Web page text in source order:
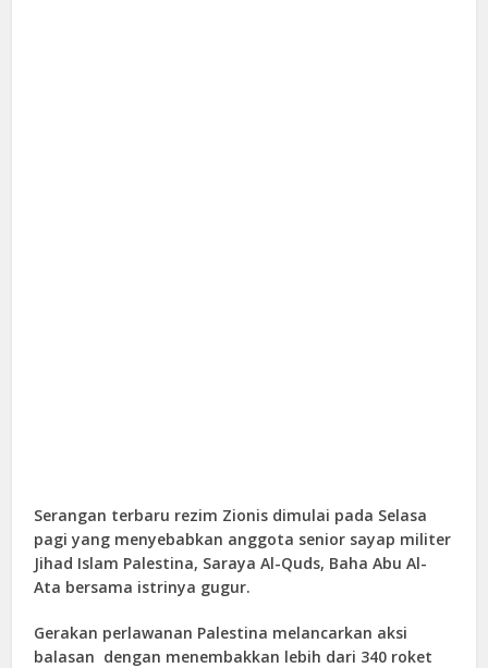
Serangan terbaru rezim Zionis dimulai pada Selasa
pagi yang menyebabkan anggota senior sayap militer
Jihad Islam Palestina, Saraya Al-Quds, Baha Abu Al-
Ata bersama istrinya gugur.
Gerakan perlawanan Palestina melancarkan aksi
balasan dengan menembakkan lebih dari 340 roket